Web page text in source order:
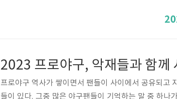
프로야구 역사가 쌓이면서 팬들이 사이에서 공유되고
들이 있다. 그중 많은 야구팬들이 기억하는 말 중 하나